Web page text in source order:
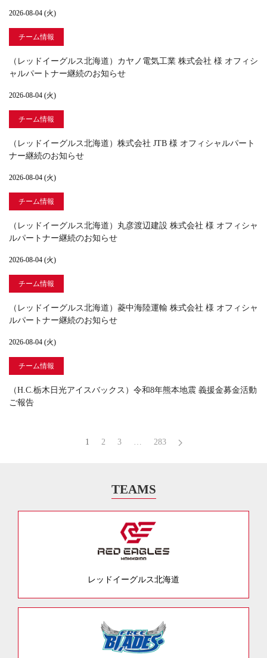
2026-08-04 (火)
チーム情報
（レッドイーグルス北海道）カヤノ電気工業 株式会社 様 オフィシ
ャルパートナー継続のお知らせ
2026-08-04 (火)
チーム情報
（レッドイーグルス北海道）株式会社 JTB 様 オフィシャルパート
ナー継続のお知らせ
2026-08-04 (火)
チーム情報
（レッドイーグルス北海道）丸彦渡辺建設 株式会社 様 オフィシャ
ルパートナー継続のお知らせ
2026-08-04 (火)
チーム情報
（レッドイーグルス北海道）菱中海陸運輸 株式会社 様 オフィシャ
ルパートナー継続のお知らせ
2026-08-04 (火)
チーム情報
（H.C.栃木日光アイスバックス）令和8年熊本地震 義援金募金活動
ご報告
1 2 3 … 283
TEAMS
レッドイーグルス北海道